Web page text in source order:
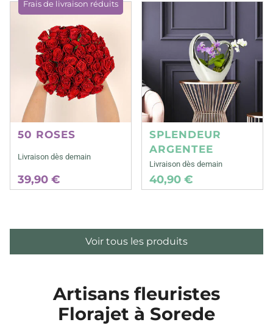
Frais de livraison réduits
50 ROSES
Livraison dès demain
39,90 €
SPLENDEUR
ARGENTEE
Livraison dès demain
40,90 €
Voir tous les produits
Artisans fleuristes
Florajet à Sorede